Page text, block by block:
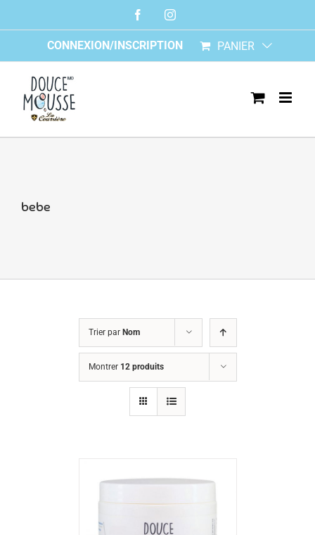
FacebookInstagram
CONNEXION/INSCRIPTION PANIER
bebe
Trier par Nom
Montrer 12 produits